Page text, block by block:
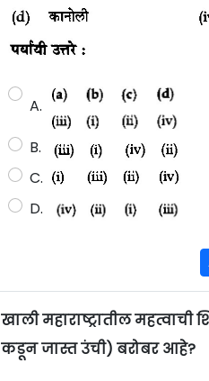
A.
B.
C.
D.
खाली महाराष्ट्रातील
कडून जास्त उंची) बरोबर आहे?